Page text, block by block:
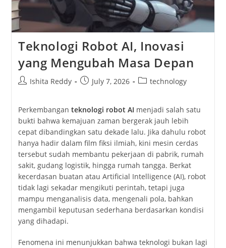
Teknologi Robot AI, Inovasi
yang Mengubah Masa Depan
PostIshita Reddy
PostJuly 7, 2026
Posttechnology
Perkembangan teknologi robot AI menjadi salah satu
bukti bahwa kemajuan zaman bergerak jauh lebih
cepat dibandingkan satu dekade lalu. Jika dahulu robot
hanya hadir dalam film fiksi ilmiah, kini mesin cerdas
tersebut sudah membantu pekerjaan di pabrik, rumah
sakit, gudang logistik, hingga rumah tangga. Berkat
kecerdasan buatan atau Artificial Intelligence (AI), robot
tidak lagi sekadar mengikuti perintah, tetapi juga
mampu menganalisis data, mengenali pola, bahkan
mengambil keputusan sederhana berdasarkan kondisi
yang dihadapi.
Fenomena ini menunjukkan bahwa teknologi bukan lagi